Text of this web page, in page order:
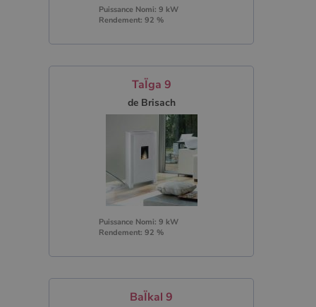
Puissance Nomi: 9 kW
Rendement: 92 %
TaÏga 9
de Brisach
Puissance Nomi: 9 kW
Rendement: 92 %
BaÏkal 9